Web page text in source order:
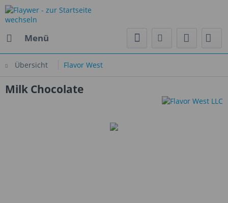
Menü
Übersicht Flavor West
Milk Chocolate